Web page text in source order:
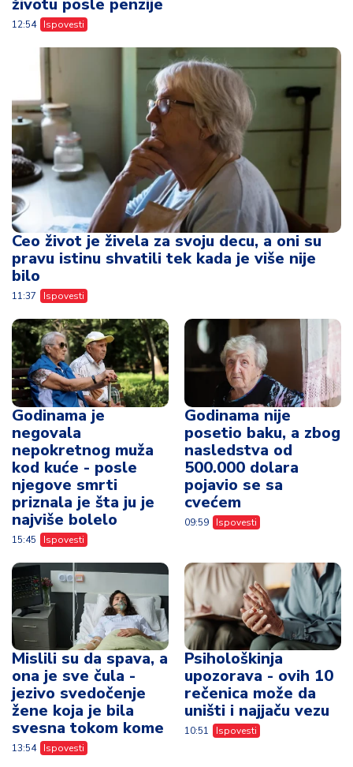
12:54 Ispovesti
Ceo život je živela za svoju decu, a oni su
pravu istinu shvatili tek kada je više nije
bilo
11:37 Ispovesti
Godinama je
negovala
nepokretnog muža
kod kuće - posle
njegove smrti
priznala je šta ju je
najviše bolelo
15:45 Ispovesti
Godinama nije
posetio baku, a zbog
nasledstva od
500.000 dolara
pojavio se sa
cvećem
09:59 Ispovesti
Mislili su da spava, a
ona je sve čula -
jezivo svedočenje
žene koja je bila
svesna tokom kome
13:54 Ispovesti
Psihološkinja
upozorava - ovih 10
rečenica može da
uništi i najjaču vezu
10:51 Ispovesti